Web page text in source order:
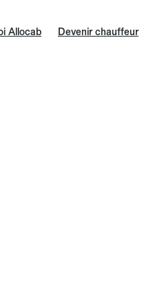
Allocab Devenir chauffeur